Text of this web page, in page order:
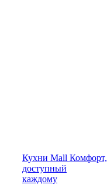
Кухни Mall Комфорт,
доступный
каждому